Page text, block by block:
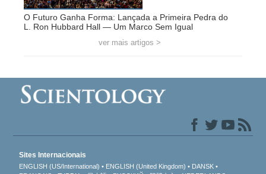
O Futuro Ganha Forma: Lançada a Primeira Pedra do
L. Ron Hubbard Hall — Um Marco Sem Igual
ver mais artigos >
Sites Internacionais
ENGLISH (US/International) ENGLISH (United Kingdom)
DANSK